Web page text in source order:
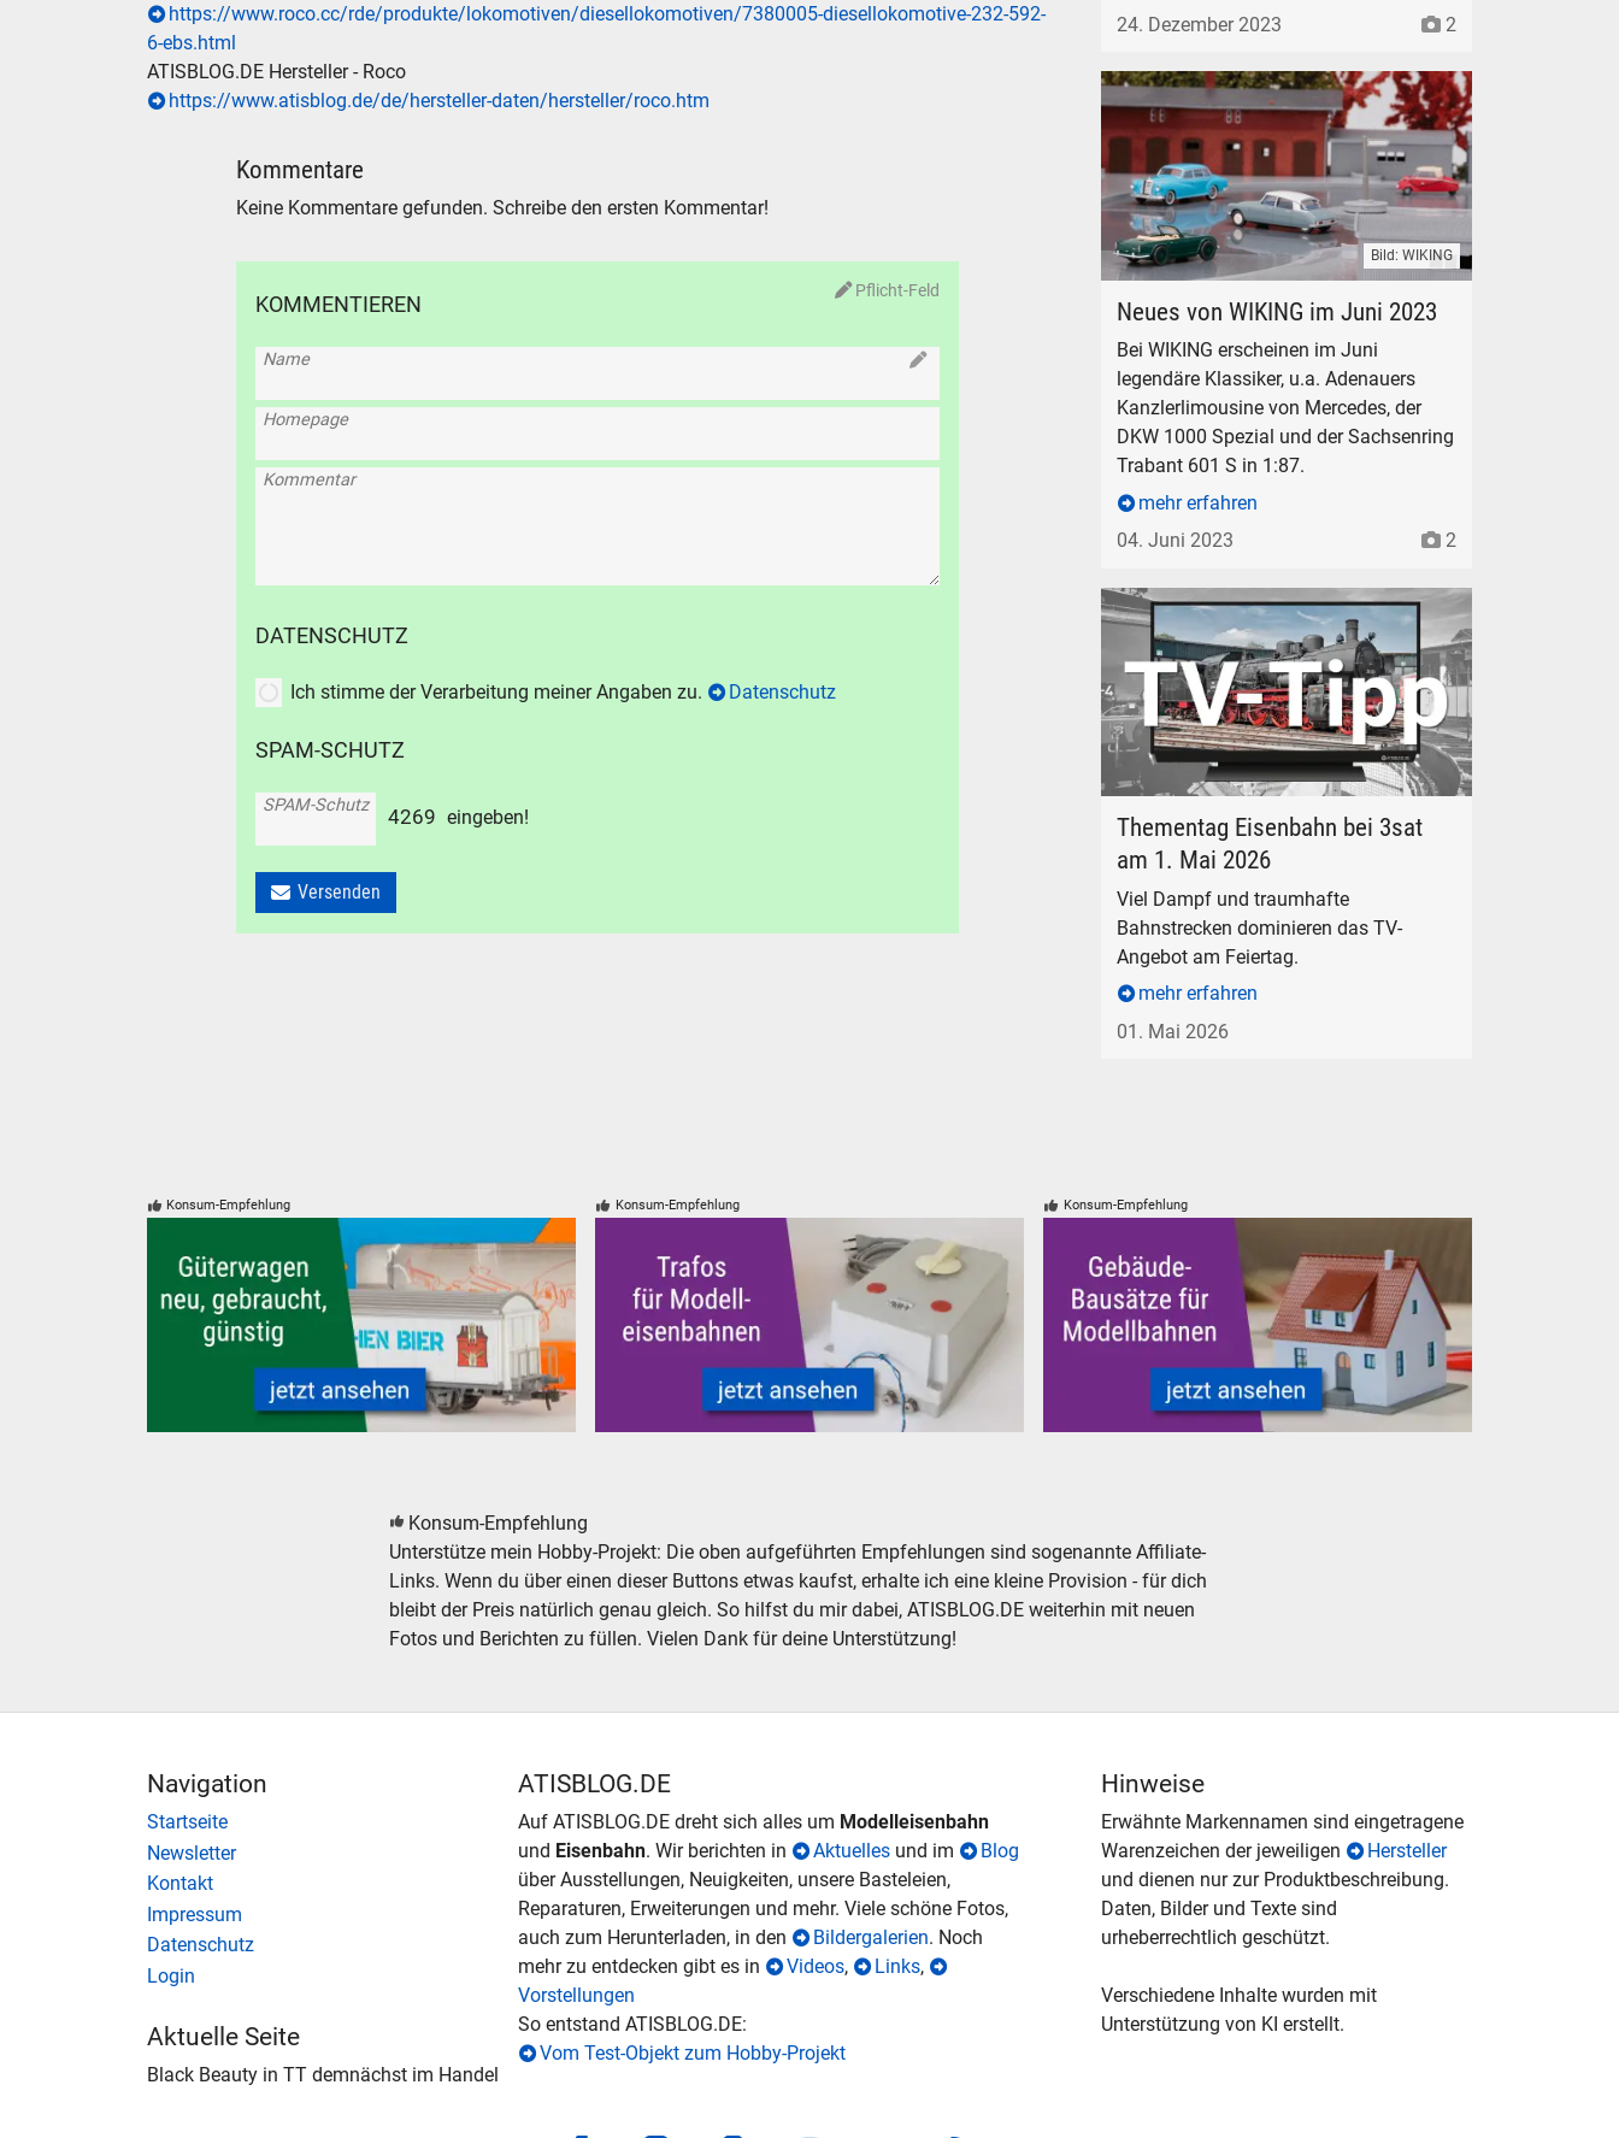
https://www.roco.cc/rde/produkte/lokomotiven/diesellokomotiven/7380005-diesellokomotive-232-592-
6-ebs.html
ATISBLOG.DE Hersteller - Roco
https://www.atisblog.de/de/hersteller-daten/hersteller/roco.htm
Kommentare
Keine Kommentare gefunden. Schreibe den ersten Kommentar!
Pflicht-Feld
KOMMENTIEREN
Name
Homepage
Kommentar
DATENSCHUTZ
Ich stimme der Verarbeitung meiner Angaben zu. Datenschutz
SPAM-SCHUTZ
SPAM-Schutz 4269 eingeben!
Versenden
24. Dezember 2023
2
Bild: WIKING
Neues von WIKING im Juni 2023
Bei WIKING erscheinen im Juni
legendäre Klassiker, u.a. Adenauers
Kanzlerlimousine von Mercedes, der
DKW 1000 Spezial und der Sachsenring
Trabant 601 S in 1:87.
mehr erfahren
04. Juni 2023
2
Thementag Eisenbahn bei 3sat
am 1. Mai 2026
Viel Dampf und traumhafte
Bahnstrecken dominieren das TV-
Angebot am Feiertag.
mehr erfahren
01. Mai 2026
Konsum-Empfehlung Konsum-Empfehlung Konsum-Empfehlung
Konsum-Empfehlung
Unterstütze mein Hobby-Projekt: Die oben aufgeführten Empfehlungen sind sogenannte Affiliate-
Links. Wenn du über einen dieser Buttons etwas kaufst, erhalte ich eine kleine Provision - für dich
bleibt der Preis natürlich genau gleich. So hilfst du mir dabei, ATISBLOG.DE weiterhin mit neuen
Fotos und Berichten zu füllen. Vielen Dank für deine Unterstützung!
Navigation
Startseite
Newsletter
Kontakt
Impressum
Datenschutz
Login
Aktuelle Seite
Black Beauty in TT demnächst im Handel
ATISBLOG.DE
Auf ATISBLOG.DE dreht sich alles um Modelleisenbahn
und Eisenbahn. Wir berichten in Aktuelles und im
Blog
über Ausstellungen, Neuigkeiten, unsere Basteleien,
Reparaturen, Erweiterungen und mehr. Viele schöne Fotos,
auch zum Herunterladen, in den
Bildergalerien. Noch
mehr zu entdecken gibt es in
Videos, Links,
Vorstellungen
So entstand ATISBLOG.DE:
Vom Test-Objekt zum Hobby-Projekt
Hinweise
Erwähnte Markennamen sind eingetragene
Warenzeichen der jeweiligen
Hersteller
und dienen nur zur Produktbeschreibung.
Daten, Bilder und Texte sind
urheberrechtlich geschützt.
Verschiedene Inhalte wurden mit
Unterstützung von KI erstellt.
SUCHEN
Suche ...